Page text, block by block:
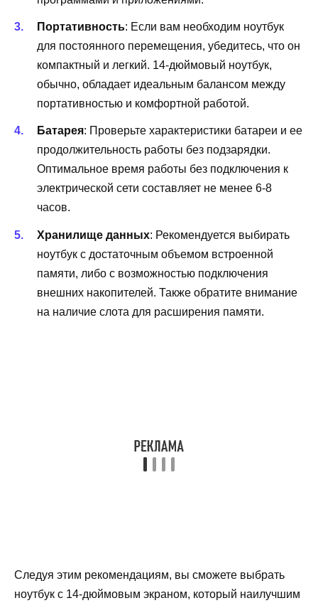
Портативность: Если вам необходим ноутбук
для постоянного перемещения, убедитесь, что он
компактный и легкий. 14-дюймовый ноутбук,
обычно, обладает идеальным балансом между
портативностью и комфортной работой.
Батарея: Проверьте характеристики батареи и ее
продолжительность работы без подзарядки.
Оптимальное время работы без подключения к
электрической сети составляет не менее 6-8
часов.
Хранилище данных: Рекомендуется выбирать
ноутбук с достаточным объемом встроенной
памяти, либо с возможностью подключения
внешних накопителей. Также обратите внимание
на наличие слота для расширения памяти.
Следуя этим рекомендациям, вы сможете выбрать
ноутбук с 14-дюймовым экраном, который наилучшим